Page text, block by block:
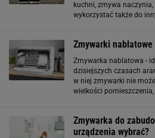
kuchni, zmywa
wykorzystać także do
Zmywarki
Zmywarka nablatowa -
dzisiejszych czasach
w niej zmywarki nie
wielkości
Zmywarka do
urządzenia wybrać?